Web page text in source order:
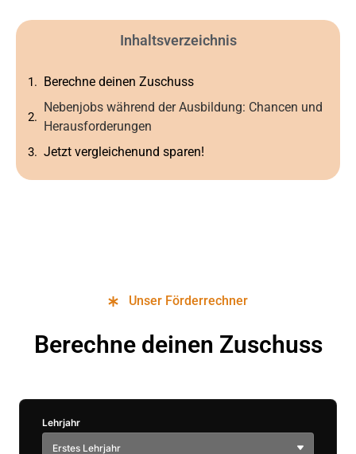
Inhaltsverzeichnis
Berechne deinen Zuschuss
Nebenjobs während der Ausbildung: Chancen und
Herausforderungen
Jetzt vergleichenund sparen!
Unser Förderrechner
Berechne deinen Zuschuss
Lehrjahr
Erstes Lehrjahr